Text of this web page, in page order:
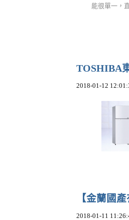
能很單一，
TOSHIBA
2018-01-12
【金蘭國
2018-01-11